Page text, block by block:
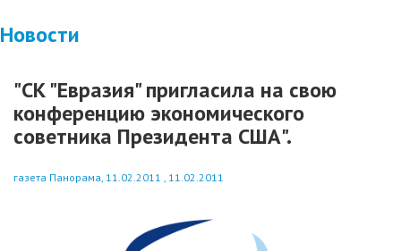
Новости
"СК "Евразия" пригласила на свою
конференцию экономического
советника Президента США".
газета Панорама, 11.02.2011 , 11.02.2011